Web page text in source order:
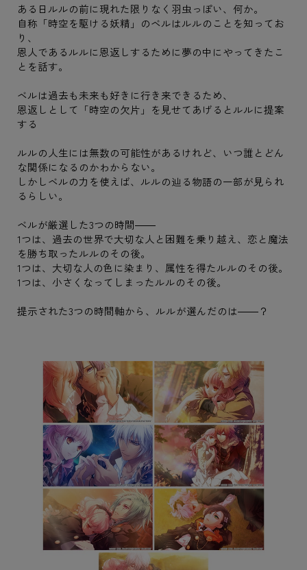
ある日ルルの前に現れた限りなく羽虫っぽい、何か。
自称「時空を駆ける妖精」のベルはルルのことを知ってお
り、
恩人であるルルに恩返しするために夢の中にやってきたこ
とを話す。
ベルは過去も未来も好きに行き来できるため、
恩返しとして「時空の欠片」を見せてあげるとルルに提案
する
ルルの人生には無数の可能性があるけれど、いつ誰とどん
な関係になるのかわからない。
しかしベルの力を使えば、ルルの辿る物語の一部が見られ
るらしい。
ベルが厳選した3つの時間――
1つは、過去の世界で大切な人と困難を乗り越え、恋と魔法
を勝ち取ったルルのその後。
1つは、大切な人の色に染まり、属性を得たルルのその後。
1つは、小さくなってしまったルルのその後。
提示された3つの時間軸から、ルルが選んだのは――？